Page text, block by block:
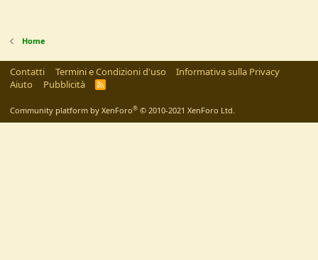
Home
Contatti Termini e Condizioni d'uso
Informativa sulla Privacy
Aiuto
Pubblicità
R
Community platform by XenForo® © 2010-2021 XenForo Ltd.